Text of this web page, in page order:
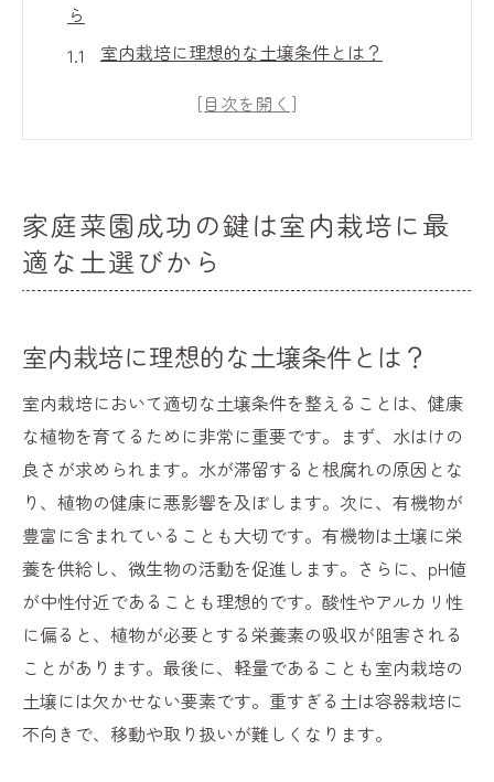
ら
室内栽培に理想的な土壌条件とは？
家庭菜園に適した土の種類を知ろう
自然に優しい土壌選びのポイント
初心者必見室内栽培で失敗しない土の選び方
購入時に確認すべき土の品質
土の選び方で収穫量が変わる理由
失敗しないための土壌チェックリスト
室内栽培初心者が陥りやすい土選びのミス
長期的に使える土壌の選び方
知っておきたい室内栽培に適した土壌の特徴と
選び方
理想的な土壌のpHバランスとは
水はけの良さを判断するポイント
土壌の栄養素を最大限活かす方法
環境に優しい土壌選びの基準
家庭菜園成功の鍵は室内栽培に最
適な土選びから
室内栽培に理想的な土壌条件とは？
室内栽培において適切な土壌条件を整えることは、健康
な植物を育てるために非常に重要です。まず、水はけの
良さが求められます。水が滞留すると根腐れの原因とな
り、植物の健康に悪影響を及ぼします。次に、有機物が
豊富に含まれていることも大切です。有機物は土壌に栄
養を供給し、微生物の活動を促進します。さらに、pH値
が中性付近であることも理想的です。酸性やアルカリ性
に偏ると、植物が必要とする栄養素の吸収が阻害される
ことがあります。最後に、軽量であることも室内栽培の
土壌には欠かせない要素です。重すぎる土は容器栽培に
不向きで、移動や取り扱いが難しくなります。